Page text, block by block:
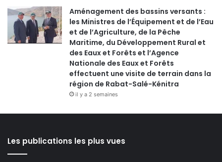
Aménagement des bassins versants :
les Ministres de l’Équipement et de l’Eau
et de l’Agriculture, de la Pêche
Maritime, du Développement Rural et
des Eaux et Forêts et l’Agence
Nationale des Eaux et Forêts
effectuent une visite de terrain dans la
région de Rabat-Salé-Kénitra
il y a 2 semaines
Les publications les plus vues